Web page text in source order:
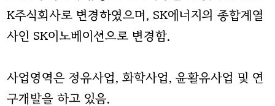
K주식회사로 변경하였으며, SK에너지의 종합계열
사인 SK이노베이션으로 변경함.
사업영역은 정유사업, 화학사업, 윤활유사업 및 연
구개발을 하고 있음.